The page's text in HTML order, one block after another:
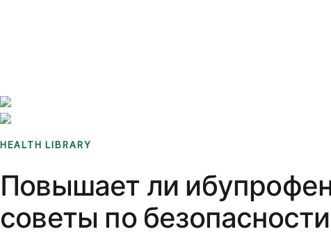
HEALTH LIBRARY
Повышает ли
советы по безопасности